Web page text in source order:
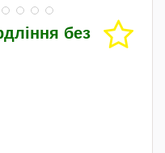
без